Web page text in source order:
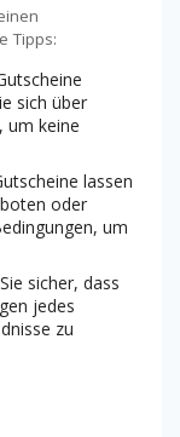
Tipps:
sich über
um keine
lassen
oder
um
sicher, dass
jedes
zu